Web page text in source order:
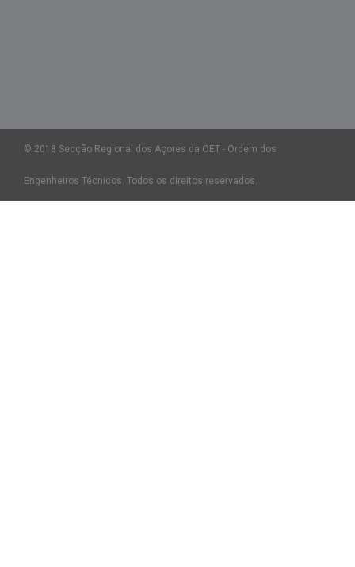
© 2018 Secção Regional dos Açores da OET - Ordem dos
Engenheiros Técnicos. Todos os direitos reservados.